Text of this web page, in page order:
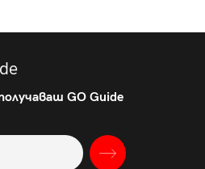
GO Guide